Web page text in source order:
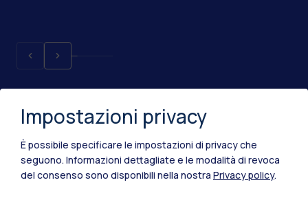
Impostazioni privacy
È possibile specificare le impostazioni di privacy che
seguono. Informazioni dettagliate e le modalità di revoca
del consenso sono disponibili nella nostra Privacy policy.